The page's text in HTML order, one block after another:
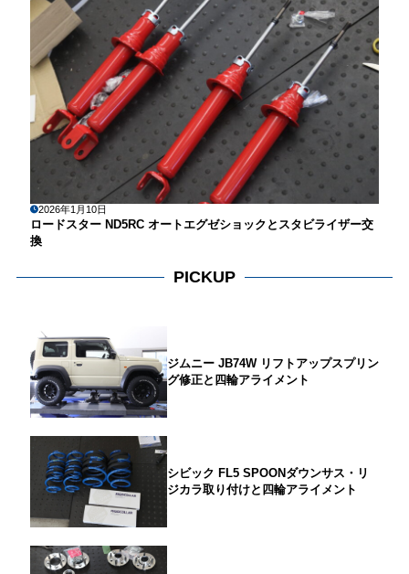
2026年1月10日
ロードスター ND5RC オートエグゼショックとスタビライザー交
換
PICKUP
ジムニー JB74W リフトアップスプリン
グ修正と四輪アライメント
シビック FL5 SPOONダウンサス・リ
ジカラ取り付けと四輪アライメント